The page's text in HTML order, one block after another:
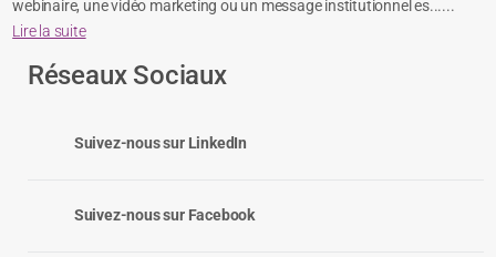
webinaire, une vidéo marketing ou un message institutionnel es......
Lire la suite
Réseaux Sociaux
Suivez-nous sur LinkedIn
Suivez-nous sur Facebook